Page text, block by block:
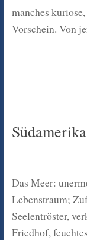
manches
Vorschein. Von
Das Meer:
Lebenstraum;
Seelentröster,
Friedhof,